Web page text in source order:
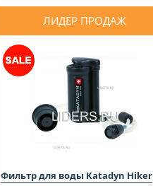
ЛИДЕР ПРОДАЖ
Фильтр для воды Katadyn Hiker